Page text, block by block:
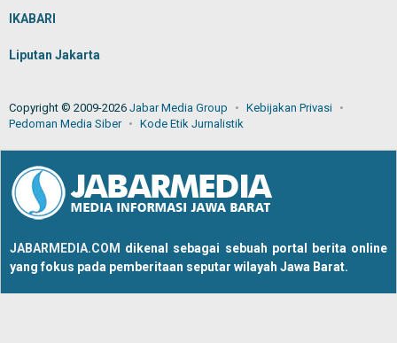
IKABARI
Liputan Jakarta
Copyright © 2009-2026 Jabar Media Group
Kebijakan Privasi
Pedoman Media Siber
Kode Etik Jurnalistik
JABARMEDIA.COM dikenal sebagai sebuah portal berita online
yang fokus pada pemberitaan seputar wilayah Jawa Barat.